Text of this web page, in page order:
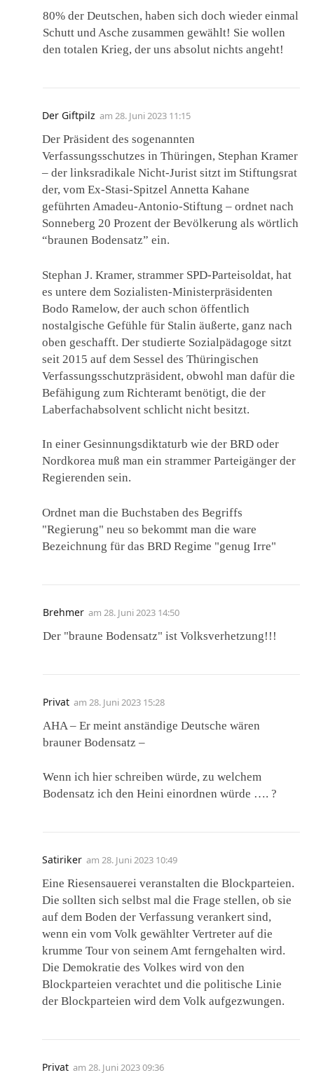
80% der Deutschen, haben sich doch wieder einmal
Schutt und Asche zusammen gewählt! Sie wollen
den totalen Krieg, der uns absolut nichts angeht!
Der Giftpilz am 28. Juni 2023 11:15
Der Präsident des sogenannten
Verfassungsschutzes in Thüringen, Stephan Kramer
– der linksradikale Nicht-Jurist sitzt im Stiftungsrat
der, vom Ex-Stasi-Spitzel Annetta Kahane
geführten Amadeu-Antonio-Stiftung – ordnet nach
Sonneberg 20 Prozent der Bevölkerung als wörtlich
“braunen Bodensatz” ein.
Stephan J. Kramer, strammer SPD-Parteisoldat, hat
es untere dem Sozialisten-Ministerpräsidenten
Bodo Ramelow, der auch schon öffentlich
nostalgische Gefühle für Stalin äußerte, ganz nach
oben geschafft. Der studierte Sozialpädagoge sitzt
seit 2015 auf dem Sessel des Thüringischen
Verfassungsschutzpräsident, obwohl man dafür die
Befähigung zum Richteramt benötigt, die der
Laberfachabsolvent schlicht nicht besitzt.
In einer Gesinnungsdiktaturb wie der BRD oder
Nordkorea muß man ein strammer Parteigänger der
Regierenden sein.
Ordnet man die Buchstaben des Begriffs
"Regierung" neu so bekommt man die ware
Bezeichnung für das BRD Regime "genug Irre"
Brehmer am 28. Juni 2023 14:50
Der "braune Bodensatz" ist Volksverhetzung!!!
Privat am 28. Juni 2023 15:28
AHA – Er meint anständige Deutsche wären
brauner Bodensatz –
Wenn ich hier schreiben würde, zu welchem
Bodensatz ich den Heini einordnen würde …. ?
Satiriker am 28. Juni 2023 10:49
Eine Riesensauerei veranstalten die Blockparteien.
Die sollten sich selbst mal die Frage stellen, ob sie
auf dem Boden der Verfassung verankert sind,
wenn ein vom Volk gewählter Vertreter auf die
krumme Tour von seinem Amt ferngehalten wird.
Die Demokratie des Volkes wird von den
Blockparteien verachtet und die politische Linie
der Blockparteien wird dem Volk aufgezwungen.
Privat am 28. Juni 2023 09:36